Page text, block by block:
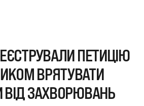
ПЕТИЦІЮ
ВРЯТУВАТИ
ЗАХВОРЮВАНЬ